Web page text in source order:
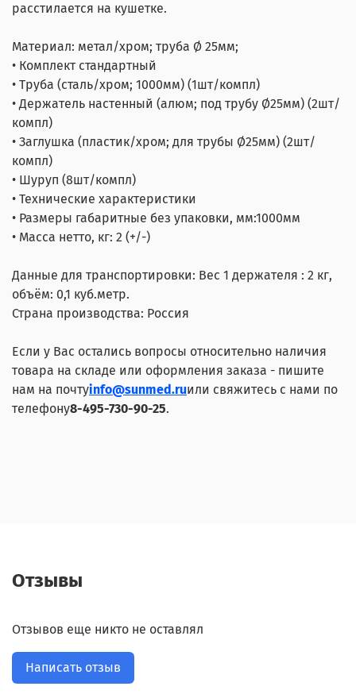
расстилается на кушетке.
Материал: метал/хром; труба Ø 25мм;
• Комплект стандартный
• Труба (сталь/хром; 1000мм) (1шт/компл)
• Держатель настенный (алюм; под трубу Ø25мм) (2шт/
компл)
• Заглушка (пластик/хром; для трубы Ø25мм) (2шт/
компл)
• Шуруп (8шт/компл)
• Технические характеристики
• Размеры габаритные без упаковки, мм:1000мм
• Масса нетто, кг: 2 (+/-)
Данные для транспортировки: Вес 1 держателя : 2 кг,
объём: 0,1 куб.метр.
Страна производства: Россия
Если у Вас остались вопросы относительно наличия
товара на складе или оформления заказа - пишите
нам на почтуinfo@sunmed.ruили свяжитесь с нами по
телефону8-495-730-90-25.
Отзывы
Отзывов еще никто не оставлял
Написать отзыв